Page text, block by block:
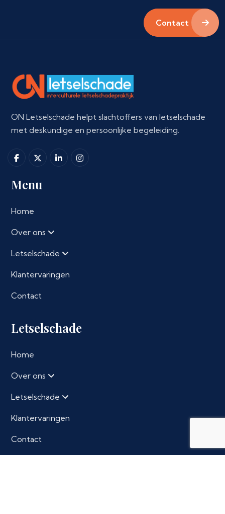
Contact
ON Letselschade helpt slachtoffers van letselschade
met deskundige en persoonlijke begeleiding.
Menu
Home
Over ons
Letselschade
Klantervaringen
Contact
Letselschade
Home
Over ons
Letselschade
Klantervaringen
Contact